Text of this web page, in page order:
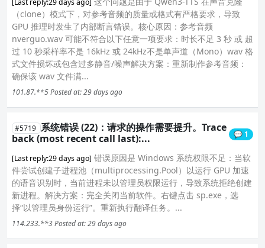
[Last reply:29 days ago]
（clone）模式下，对参考音频的质量或格式有严格要求，导致
GPU 推理时发生了内部断言错误。核心原因：参考音频
nverguo.wav 可能不符合以下任意一项要求：时长不足 3 秒 或 超
过 10 秒采样率不是 16kHz 或 24kHz不是单声道（Mono）wav 格
式文件损坏或包含过多静音/噪声解决方案：重新制作参考音频：
确保该 wav 文件满...
101.87.**5Posted at: 29 days ago
#5719 系统错误 (22)：请求的操作需要提升。Trace
back (most recent call last):...
💬 1
[Last reply:29 days ago] 错误原因是 Windows 系统权限不足：当软
件尝试创建子进程池（multiprocessing.Pool）以运行 GPU 加速
的语音识别时，当前进程未以管理员权限运行，导致系统拒绝创建
新进程。解决方案：完全关闭当前软件。右键点击 sp.exe，选
择“以管理员身份运行”。重新执行翻译任务。...
114.233.**3Posted at: 29 days ago